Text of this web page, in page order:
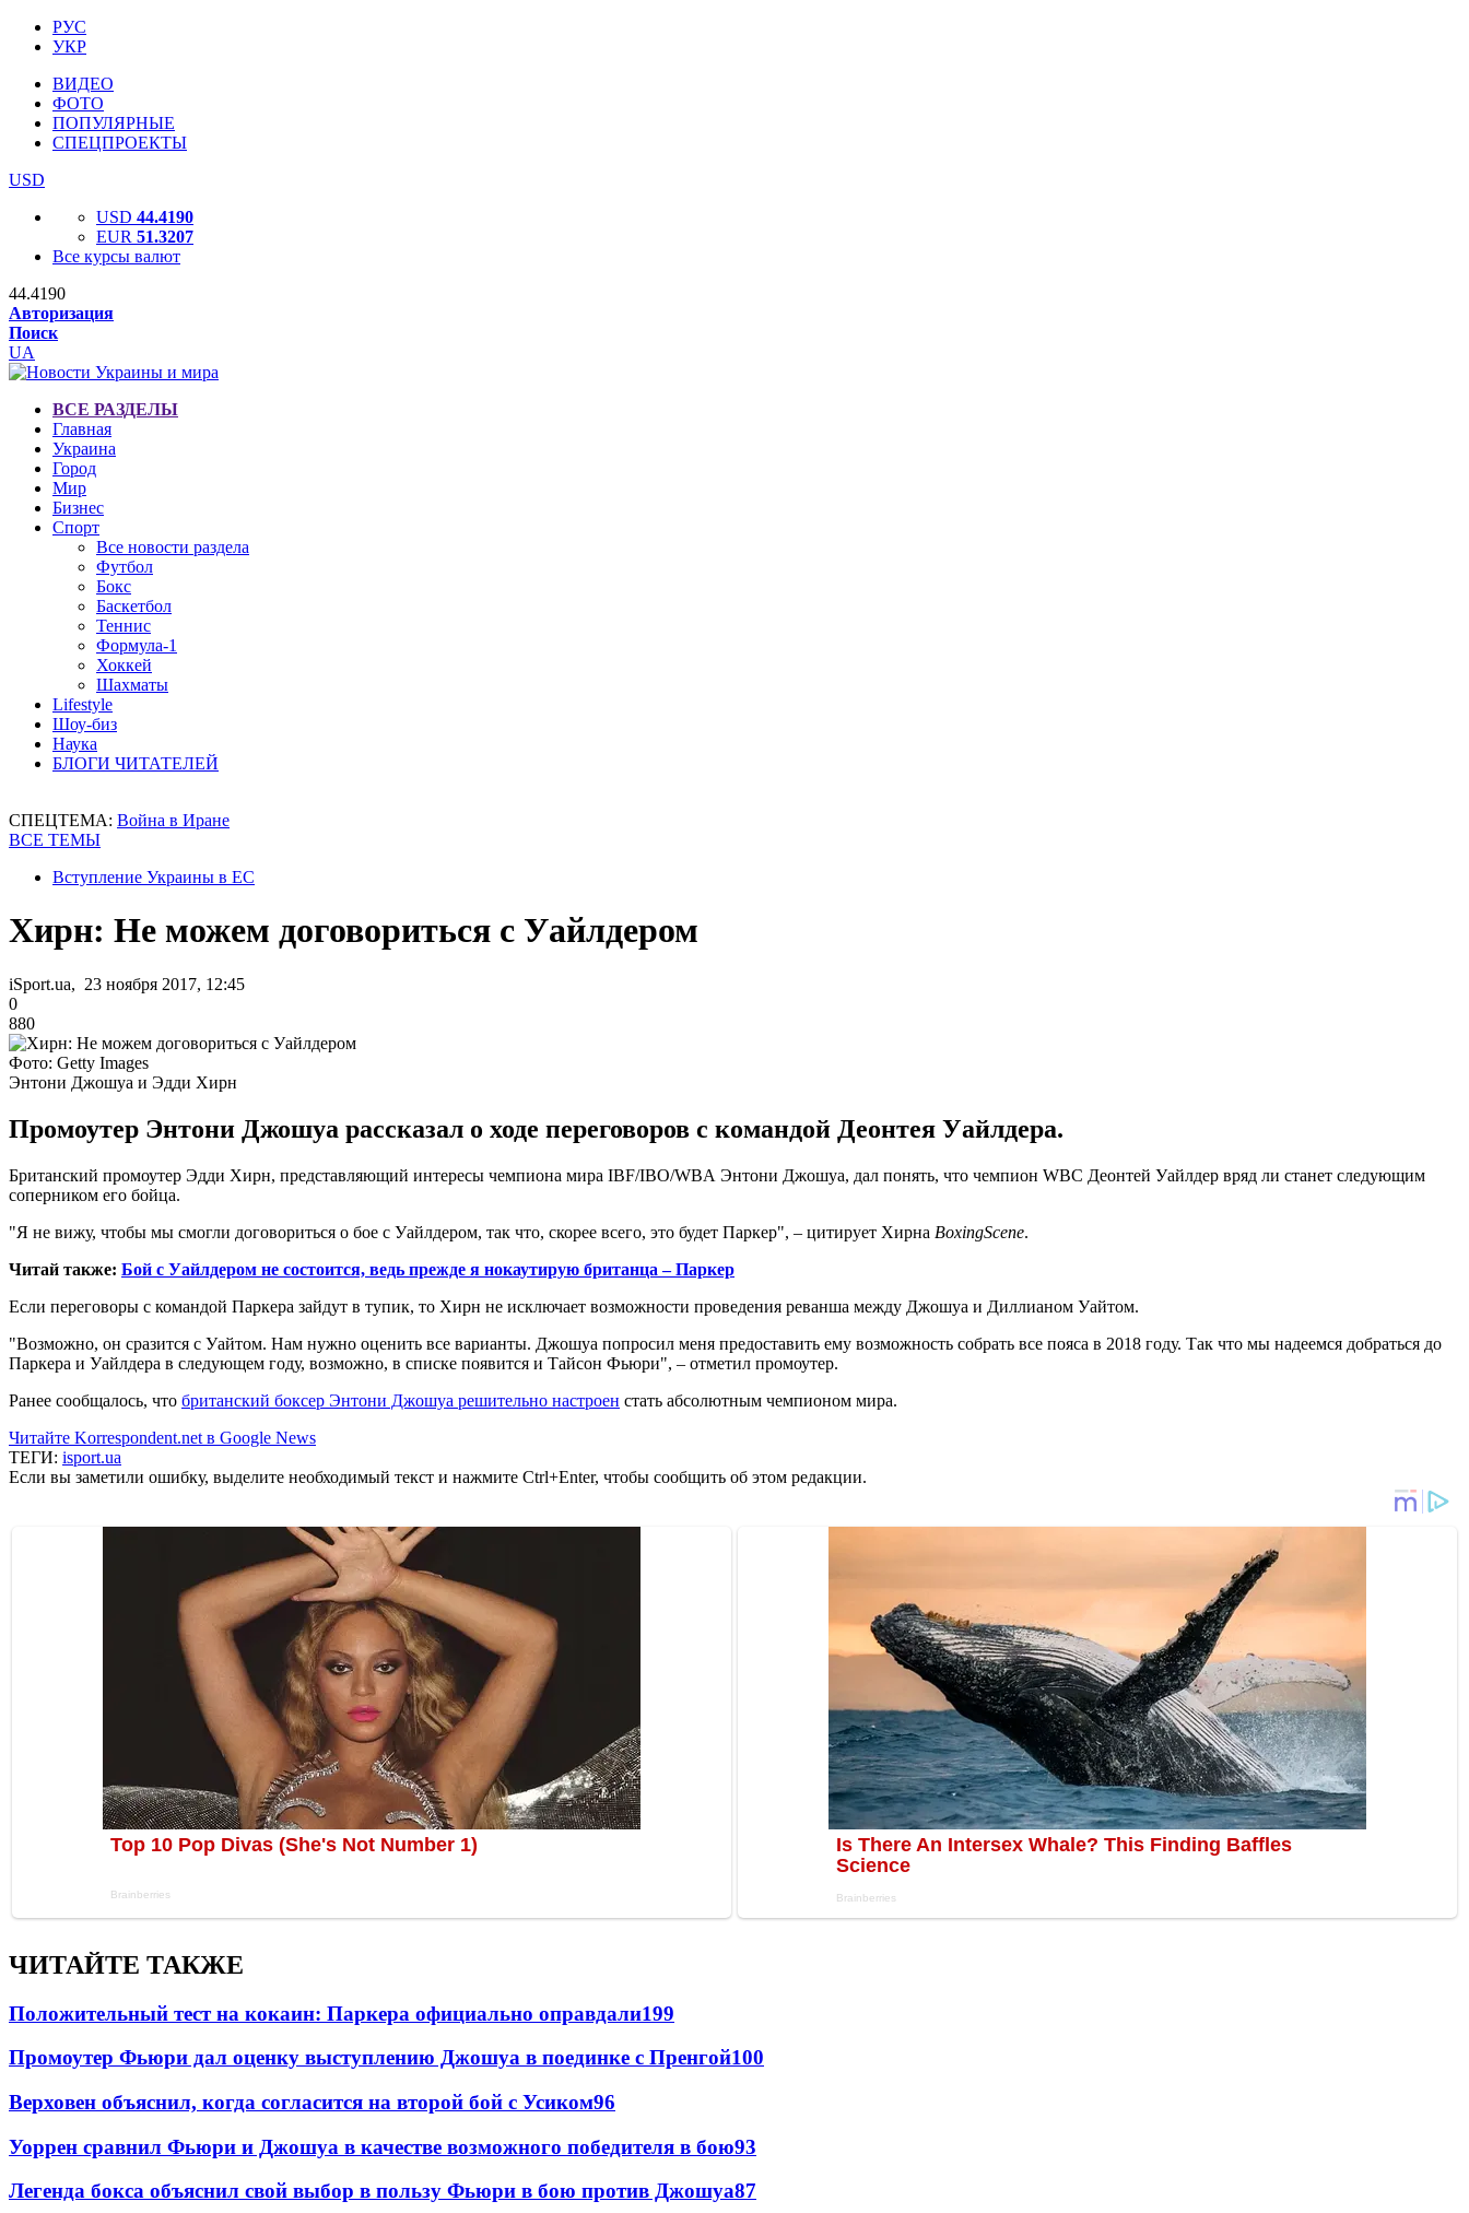
РУС
УКР
ВИДЕО
ФОТО
ПОПУЛЯРНЫЕ
СПЕЦПРОЕКТЫ
USD
USD 44.4190
EUR 51.3207
Все курсы валют
44.4190
Авторизация
Поиск
UA
ВСЕ РАЗДЕЛЫ
Главная
Украина
Город
Мир
Бизнес
Спорт
Все новости раздела
Футбол
Бокс
Баскетбол
Теннис
Формула-1
Хоккей
Шахматы
Lifestyle
Шоу-биз
Наука
БЛОГИ ЧИТАТЕЛЕЙ
СПЕЦТЕМА: Война в Иране
ВСЕ ТЕМЫ
Вступление Украины в ЕС
Хирн: Не можем договориться с Уайлдером
iSport.ua, 23 ноября 2017, 12:45
0
880
Фото: Getty Images
Энтони Джошуа и Эдди Хирн
Промоутер Энтони Джошуа рассказал о ходе переговоров с командой Деонтея Уайлдера.
Британский промоутер Эдди Хирн, представляющий интересы чемпиона мира IBF/IBO/WBA Энтони Джошуа, дал понять, что чемпион WBC Деонтей Уайлдер вряд ли станет следующим
соперником его бойца.
"Я не вижу, чтобы мы смогли договориться о бое с Уайлдером, так что, скорее всего, это будет Паркер", – цитирует Хирна BoxingScene.
Читай также: Бой с Уайлдером не состоится, ведь прежде я нокаутирую британца – Паркер
Если переговоры с командой Паркера зайдут в тупик, то Хирн не исключает возможности проведения реванша между Джошуа и Диллианом Уайтом.
"Возможно, он сразится с Уайтом. Нам нужно оценить все варианты. Джошуа попросил меня предоставить ему возможность собрать все пояса в 2018 году. Так что мы надеемся добраться до
Паркера и Уайлдера в следующем году, возможно, в списке появится и Тайсон Фьюри", – отметил промоутер.
Ранее сообщалось, что британский боксер Энтони Джошуа решительно настроен стать абсолютным чемпионом мира.
Читайте Korrespondent.net в Google News
ТЕГИ: isport.ua
Если вы заметили ошибку, выделите необходимый текст и нажмите Ctrl+Enter, чтобы сообщить об этом редакции.
ЧИТАЙТЕ ТАКЖЕ
Положительный тест на кокаин: Паркера официально оправдали199
Промоутер Фьюри дал оценку выступлению Джошуа в поединке с Пренгой100
Верховен объяснил, когда согласится на второй бой с Усиком96
Уоррен сравнил Фьюри и Джошуа в качестве возможного победителя в бою93
Легенда бокса объяснил свой выбор в пользу Фьюри в бою против Джошуа87